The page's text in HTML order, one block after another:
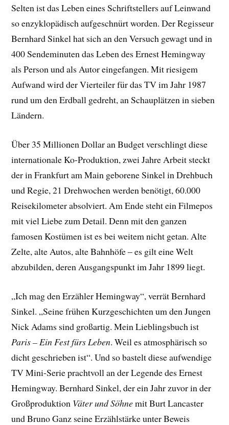
Selten ist das Leben eines Schriftstellers auf Leinwand
so enzyklopädisch aufgeschnürt worden. Der Regisseur
Bernhard Sinkel hat sich an den Versuch gewagt und in
400 Sendeminuten das Leben des Ernest Hemingway
als Person und als Autor eingefangen. Mit riesigem
Aufwand wird der Vierteiler für das TV im Jahr 1987
rund um den Erdball gedreht, an Schauplätzen in sieben
Ländern.
Über 35 Millionen Dollar an Budget verschlingt diese
internationale Ko-Produktion, zwei Jahre Arbeit steckt
der in Frankfurt am Main geborene Sinkel in Drehbuch
und Regie, 21 Drehwochen werden benötigt, 60.000
Reisekilometer absolviert. Am Ende steht ein Filmepos
mit viel Liebe zum Detail. Denn mit den ganzen
famosen Kostümen ist es bei weitem nicht getan. Alte
Zelte, alte Autos, alte Bahnhöfe – es gilt eine Welt
abzubilden, deren Ausgangspunkt im Jahr 1899 liegt.
„Ich mag den Erzähler Hemingway“, verrät Bernhard
Sinkel. „Seine frühen Kurzgeschichten um den Jungen
Nick Adams sind großartig. Mein Lieblingsbuch ist
Paris – Ein Fest fürs Leben. Weil es atmosphärisch so
dicht geschrieben ist“. Und so bastelt diese aufwendige
TV Mini-Serie prachtvoll an der Legende des Ernest
Hemingway. Bernhard Sinkel, der ein Jahr zuvor in der
Großproduktion Väter und Söhnemit Burt Lancaster
und Bruno Ganz seine Erzählstärke unter Beweis